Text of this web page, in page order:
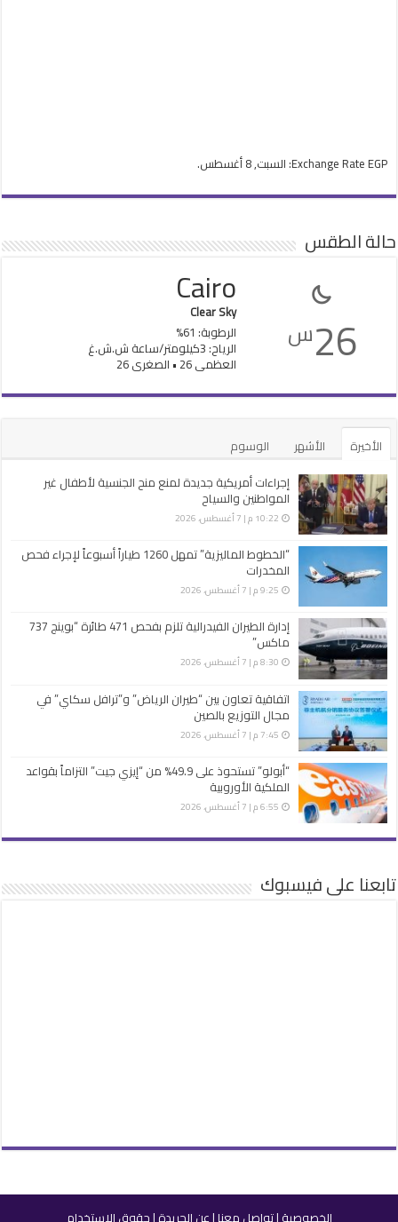
Exchange Rate EGP : السبت, 8 أغسطس.
حالة الطقس
26س
Cairo
Clear Sky
الرطوبة: 61%
الرياح: 3كيلومتر/ساعة ش.ش.غ
العظمى 26 • الصغرى 26
الأخيرة الأشهر
الوسوم
إجراءات أمريكية جديدة لمنع منح الجنسية لأطفال غير
المواطنين والسياح
10:22 م | 7 أغسطس، 2026
“الخطوط الماليزية” تمهل 1260 طياراً أسبوعاً لإجراء فحص
المخدرات
9:25 م | 7 أغسطس، 2026
إدارة الطيران الفيدرالية تلزم بفحص 471 طائرة “بوينج 737
ماكس”
8:30 م | 7 أغسطس، 2026
اتفاقية تعاون بين “طيران الرياض” و”ترافل سكاي” في
مجال التوزيع بالصين
7:45 م | 7 أغسطس، 2026
“أبولو” تستحوذ على 49.9% من “إيزي جيت” التزاماً بقواعد
الملكية الأوروبية
6:55 م | 7 أغسطس، 2026
تابعنا على فيسبوك
الخصوصية |تواصل معنا |عن الجريدة |حقوق الاستخدام